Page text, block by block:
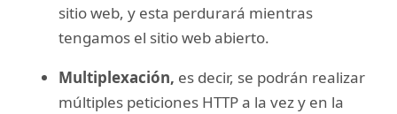
sitio web, y esta perdurará mientras
tengamos el sitio web abierto.
Multiplexación, es decir, se podrán realizar
múltiples peticiones HTTP a la vez y en la